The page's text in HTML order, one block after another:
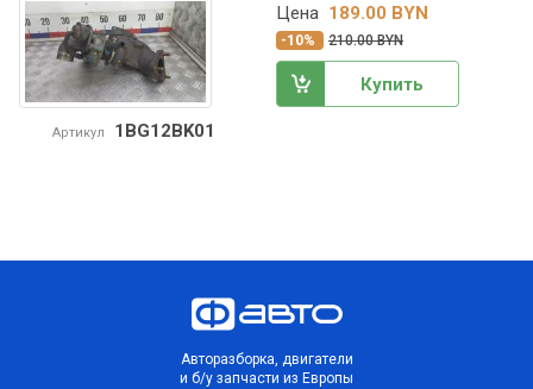
Артикул 1BG12BK01
Цена 189.00 BYN
-10% 210.00 BYN
Купить
Авторазборка, двигатели
и б/у запчасти из Европы